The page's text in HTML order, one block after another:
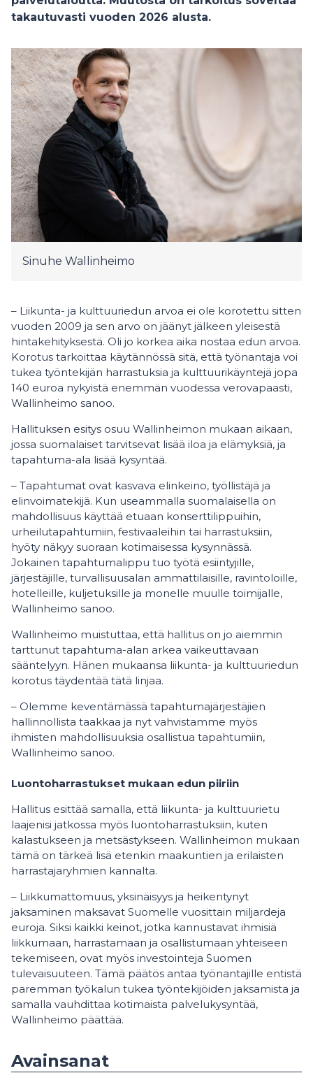
takautuvasti vuoden 2026 alusta.
Sinuhe Wallinheimo
– Liikunta- ja kulttuuriedun arvoa ei ole korotettu sitten
vuoden 2009 ja sen arvo on jäänyt jälkeen yleisestä
hintakehityksestä. Oli jo korkea aika nostaa edun arvoa.
Korotus tarkoittaa käytännössä sitä, että työnantaja voi
tukea työntekijän harrastuksia ja kulttuurikäyntejä jopa
140 euroa nykyistä enemmän vuodessa verovapaasti,
Wallinheimo sanoo.
Hallituksen esitys osuu Wallinheimon mukaan aikaan,
jossa suomalaiset tarvitsevat lisää iloa ja elämyksiä, ja
tapahtuma-ala lisää kysyntää.
– Tapahtumat ovat kasvava elinkeino, työllistäjä ja
elinvoimatekijä. Kun useammalla suomalaisella on
mahdollisuus käyttää etuaan konserttilippuihin,
urheilutapahtumiin, festivaaleihin tai harrastuksiin,
hyöty näkyy suoraan kotimaisessa kysynnässä.
Jokainen tapahtumalippu tuo työtä esiintyjille,
järjestäjille, turvallisuusalan ammattilaisille, ravintoloille,
hotelleille, kuljetuksille ja monelle muulle toimijalle,
Wallinheimo sanoo.
Wallinheimo muistuttaa, että hallitus on jo aiemmin
tarttunut tapahtuma-alan arkea vaikeuttavaan
sääntelyyn. Hänen mukaansa liikunta- ja kulttuuriedun
korotus täydentää tätä linjaa.
– Olemme keventämässä tapahtumajärjestäjien
hallinnollista taakkaa ja nyt vahvistamme myös
ihmisten mahdollisuuksia osallistua tapahtumiin,
Wallinheimo sanoo.
Luontoharrastukset mukaan edun piiriin
Hallitus esittää samalla, että liikunta- ja kulttuurietu
laajenisi jatkossa myös luontoharrastuksiin, kuten
kalastukseen ja metsästykseen. Wallinheimon mukaan
tämä on tärkeä lisä etenkin maakuntien ja erilaisten
harrastajaryhmien kannalta.
– Liikkumattomuus, yksinäisyys ja heikentynyt
jaksaminen maksavat Suomelle vuosittain miljardeja
euroja. Siksi kaikki keinot, jotka kannustavat ihmisiä
liikkumaan, harrastamaan ja osallistumaan yhteiseen
tekemiseen, ovat myös investointeja Suomen
tulevaisuuteen. Tämä päätös antaa työnantajille entistä
paremman työkalun tukea työntekijöiden jaksamista ja
samalla vauhdittaa kotimaista palvelukysyntää,
Wallinheimo päättää.
Avainsanat